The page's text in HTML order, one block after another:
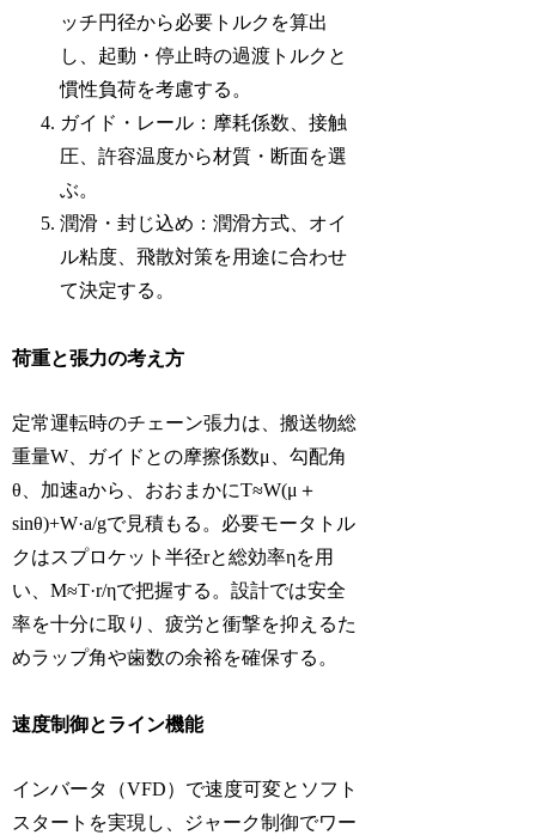
ッチ円径から必要トルクを算出
し、起動・停止時の過渡トルクと
慣性負荷を考慮する。
ガイド・レール：摩耗係数、接触
圧、許容温度から材質・断面を選
ぶ。
潤滑・封じ込め：潤滑方式、オイ
ル粘度、飛散対策を用途に合わせ
て決定する。
荷重と張力の考え方
定常運転時のチェーン張力は、搬送物総
重量W、ガイドとの摩擦係数μ、勾配角
θ、加速aから、おおまかにT≈W(μ＋
sinθ)+W·a/gで見積もる。必要モータトル
クはスプロケット半径rと総効率ηを用
い、M≈T·r/ηで把握する。設計では安全
率を十分に取り、疲労と衝撃を抑えるた
めラップ角や歯数の余裕を確保する。
速度制御とライン機能
インバータ（VFD）で速度可変とソフト
スタートを実現し、ジャーク制御でワー